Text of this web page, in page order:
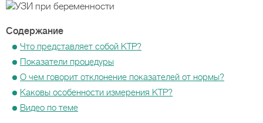
Содержание
Что представляет собой КТР?
Показатели процедуры
О чем говорит отклонение показателей от нормы?
Каковы особенности измерения КТР?
Видео по теме